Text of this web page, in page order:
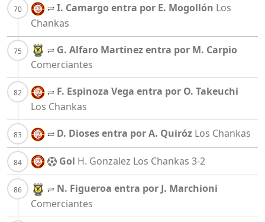
I. Camargo entra por E. Mogollón Los
Chankas
G. Alfaro Martinez entra por M. Carpio
Comerciantes
F. Espinoza Vega entra por O. Takeuchi
Los Chankas
D. Dioses entra por A. Quiróz Los Chankas
Gol H. Gonzalez Los Chankas 3-2
N. Figueroa entra por J. Marchioni
Comerciantes